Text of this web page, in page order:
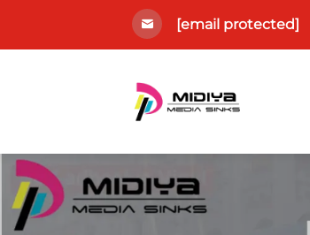
[email protected]